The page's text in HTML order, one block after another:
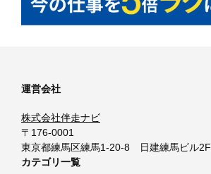
運営会社
株式会社伴走ナビ
〒176-0001
東京都練馬区練馬1-20-8 日建練馬ビル2F
カテゴリ一覧